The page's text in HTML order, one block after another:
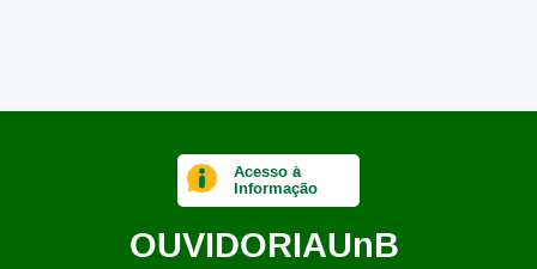
Acesso à
Informação
OUVIDORIAUnB